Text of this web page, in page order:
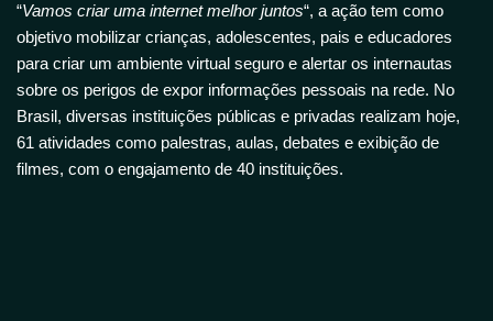
“Vamos criar uma internet melhor juntos“, a ação tem como
objetivo mobilizar crianças, adolescentes, pais e educadores
para criar um ambiente virtual seguro e alertar os internautas
sobre os perigos de expor informações pessoais na rede. No
Brasil, diversas instituições públicas e privadas realizam hoje,
61 atividades como palestras, aulas, debates e exibição de
filmes, com o engajamento de 40 instituições.